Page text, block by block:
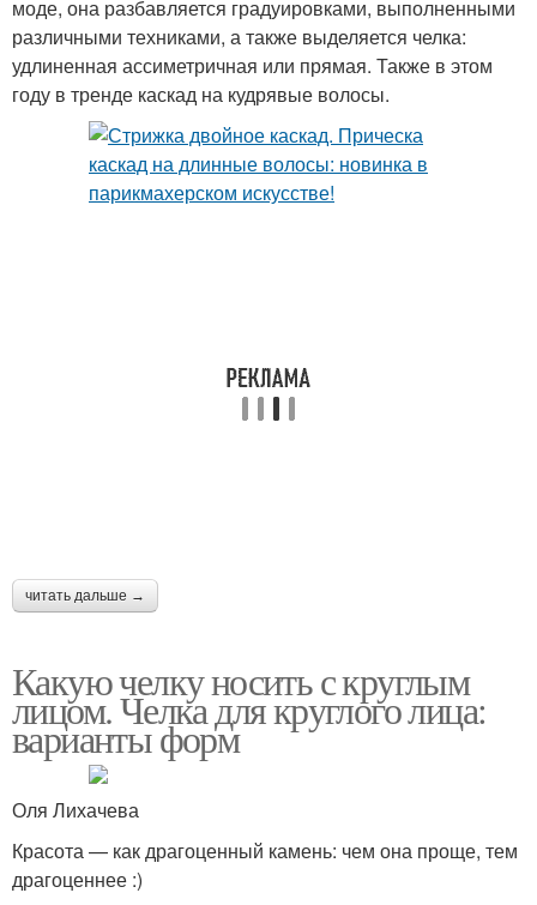
моде, она разбавляется градуировками, выполненными
различными техниками, а также выделяется челка:
удлиненная ассиметричная или прямая. Также в этом
году в тренде каскад на кудрявые волосы.
читать дальше →
Какую челку носить с круглым
лицом. Челка для круглого лица:
варианты форм
Оля Лихачева
Красота — как драгоценный камень: чем она проще, тем
драгоценнее :)